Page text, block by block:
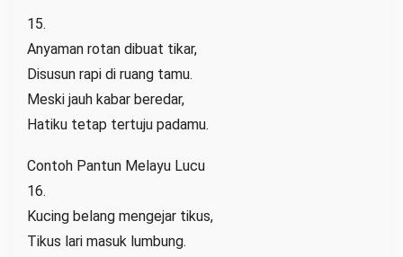
15.
Anyaman rotan dibuat tikar,
Disusun rapi di ruang tamu.
Meski jauh kabar beredar,
Hatiku tetap tertuju padamu.
Contoh Pantun Melayu Lucu
16.
Kucing belang mengejar tikus,
Tikus lari masuk lumbung.